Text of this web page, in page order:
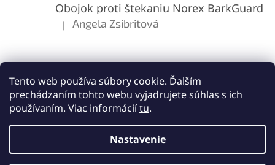
Tento web používa súbory cookie. Ďalším
prechádzaním tohto webu vyjadrujete súhlas s ich
používaním. Viac informáciítu.
Nastavenie
Obojok proti štekaniu Norex BarkGuard
Hodnotenie produktu je 5 z 5 hviezdičiek.
| Angela Zsibritová
Vytvoril Shoptet